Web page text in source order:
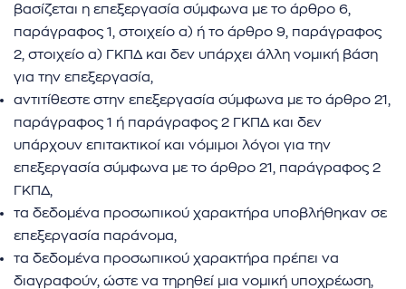
βασίζεται η επεξεργασία σύμφωνα με το άρθρο 6,
παράγραφος 1, στοιχείο α) ή το άρθρο 9, παράγραφος
2, στοιχείο α) ΓΚΠΔ και δεν υπάρχει άλλη νομική βάση
για την επεξεργασία,
αντιτίθεστε στην επεξεργασία σύμφωνα με το άρθρο 21,
παράγραφος 1 ή παράγραφος 2 ΓΚΠΔ και δεν
υπάρχουν επιτακτικοί και νόμιμοι λόγοι για την
επεξεργασία σύμφωνα με το άρθρο 21, παράγραφος 2
ΓΚΠΔ,
τα δεδομένα προσωπικού χαρακτήρα υποβλήθηκαν σε
επεξεργασία παράνομα,
τα δεδομένα προσωπικού χαρακτήρα πρέπει να
διαγραφούν, ώστε να τηρηθεί μια νομική υποχρέωση,